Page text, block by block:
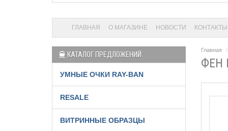
ГЛАВНАЯ О МАГАЗИНЕ НОВОСТИ КОНТАКТЫ
Главная
ФЕН
КАТАЛОГ ПРЕДЛОЖЕНИЙ
УМНЫЕ ОЧКИ RAY-BAN
RESALE
ВИТРИННЫЕ ОБРАЗЦЫ